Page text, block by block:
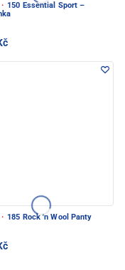
· 150 Essential Sport –
· 185 Rock 'n Wool Panty